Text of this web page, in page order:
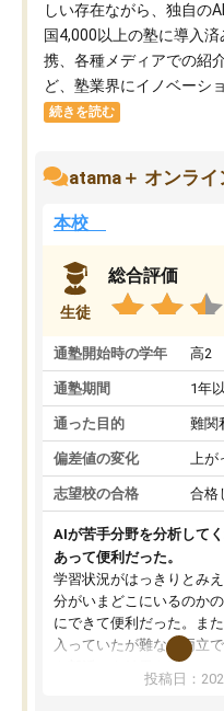
しい存在ながら、独自の
国4,000以上の塾に導入
携、各種メディアでの紹
ど、塾業界にイノベーシ
続きを読む
atama＋ オンラ
本校
生徒
総合評価
通塾開始時の学年 高2
通塾期間 1年
通った目的 難関
偏差値の変化 上が
志望校の合格 合格
AIが苦手分野を分析して
あって便利だった。
学習状況がはっきりとみ
分がいまどこにいるのか
にできて便利だった。ま
入っていたが難なく両立
も部活でも結果を残すこ
かった。また問題演習の
投稿日：